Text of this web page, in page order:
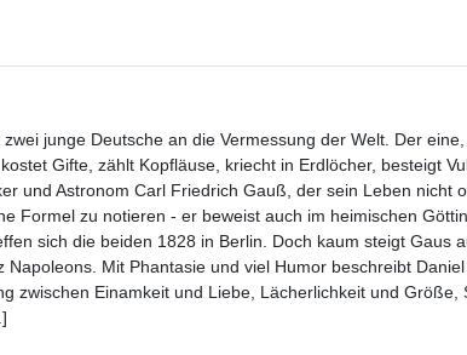
junge Deutsche an die Vermessung der Welt. Der
Gifte, zählt Kopfläuse, kriecht in Erdlöcher, besteigt
und Astronom Carl Friedrich Gauß, der sein Leben nicht
Formel zu notieren - er beweist auch im heimischen
sich die beiden 1828 in Berlin. Doch kaum steigt Gaus
Mit Phantasie und viel Humor beschreibt
zwischen Einamkeit und Liebe, Lächerlichkeit und